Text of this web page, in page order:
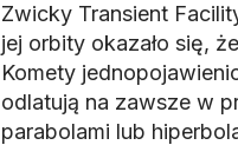
Zwicky Transient
jej orbity okazało się,
Komety
odlatują na zawsze w
parabolami lub